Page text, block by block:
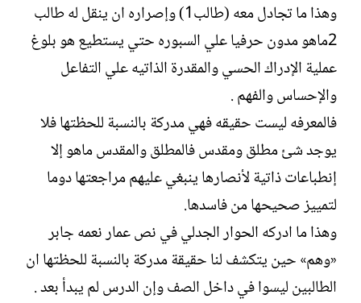
وهذا ما تجادل معه (طالب1) وإصراره ان ينقل له طالب
2ماهو مدون حرفيا علي السبوره حتي يستطيع هو بلوغ
عملية الإدراك الحسي والمقدرة الذاتيه علي التفاعل
والإحساس والفهم .
فالمعرفه ليست حقيقه فهي مدركة بالنسبة للحظتها فلا
يوجد شئ مطلق ومقدس فالمطلق والمقدس ماهو إلا
إنطباعات ذاتية لأنصارها ينبغي عليهم مراجعتها دوما
لتمييز صحيحها من فاسدها.
وهذا ما ادركه الحوار الجدلي في نص عمار نعمه جابر
«وهم» حين يتكشف لنا حقيقة مدركة بالنسبة للحظتها ان
الطالبين ليسوا في داخل الصف وإن الدرس لم يبدأ بعد .